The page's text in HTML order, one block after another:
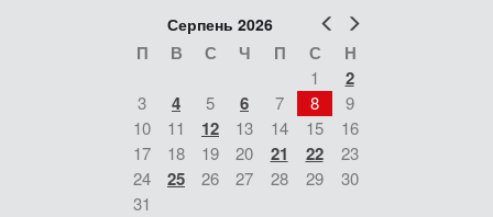
Попер
Серпень 2026
П В С Ч П С Н
1 2
3 4 5 6 7 8
9
10
11 12 13 14 15
16
17
18 19 20 21 22
23
24
25 26 27 28 29
30
31